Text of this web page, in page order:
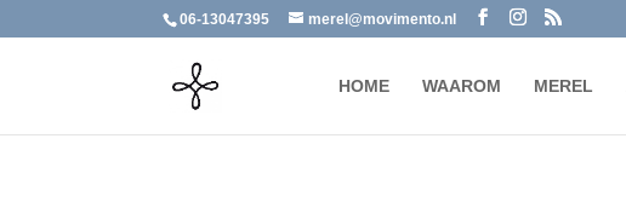
06-13047395 merel@movimento.nl
HOME WAAROM MEREL